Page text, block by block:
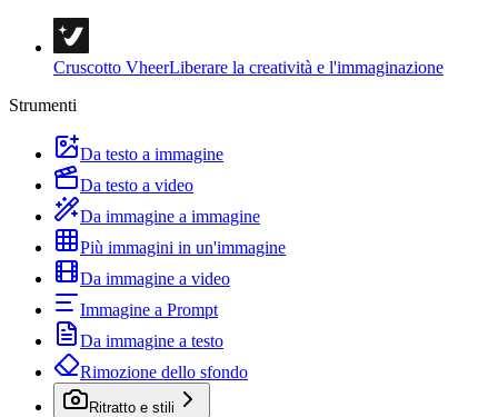
Cruscotto VheerLiberare la creatività e l'immaginazione
Strumenti
Da testo a immagine
Da testo a video
Da immagine a immagine
Più immagini in un'immagine
Da immagine a video
Immagine a Prompt
Da immagine a testo
Rimozione dello sfondo
Ritratto e stili